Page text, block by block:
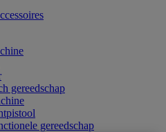
gereedschap
gereedschap